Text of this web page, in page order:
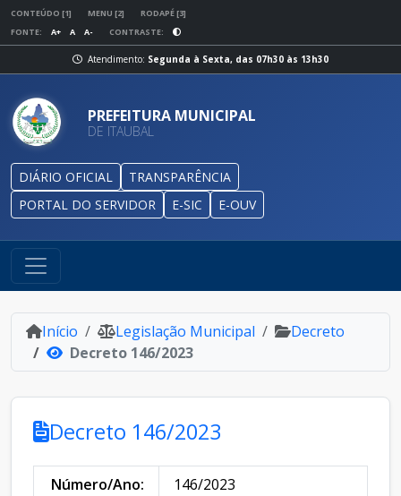
CONTEÚDO [1] MENU [2]
RODAPÉ [3]
FONTE:
A+ A A- CONTRASTE:
Atendimento: Segunda à Sexta, das 07h30 às 13h30
PREFEITURA MUNICIPAL
DE ITAUBAL
DIÁRIO OFICIAL
TRANSPARÊNCIA
PORTAL DO SERVIDOR
E-SIC E-OUV
Início Legislação Municipal
Decreto
Decreto 146/2023
Decreto 146/2023
Número/Ano:
146/2023